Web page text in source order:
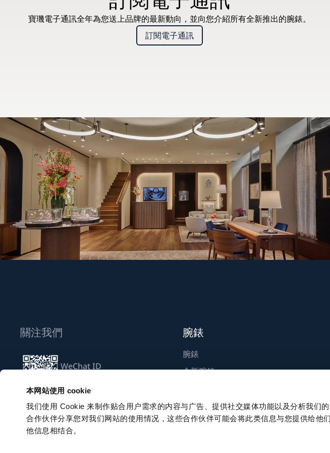
本网站使用 cookie
我们使用 Cookie 来制作贴合用户需求的内容与广告、提供社交媒体功能以及分析我们
合作伙伴分享您对我们网站的使用情况，这些合作伙伴可能会将此类信息与您提供给他
他信息相结合。
寶璣電子通訊全年為您送上品牌的最新動向，並向您介紹所有全新推出的腕錶。
訂閱電子通訊
關注我們
WeChat ID
訂閱電子通訊
腕錶
腕錶
全新腕錶